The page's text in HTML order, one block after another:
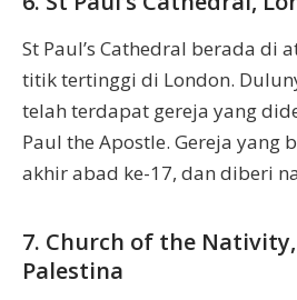
St Paul’s Cathedral berada di
titik tertinggi di London.
telah terdapat gereja yang
Paul the Apostle. Gereja yang
akhir abad ke-17, dan diberi
7. Church of the
Palestina